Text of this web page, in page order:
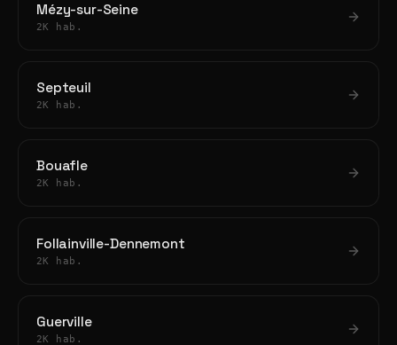
Mézy-sur-Seine
2K hab.
Septeuil
2K hab.
Bouafle
2K hab.
Follainville-Dennemont
2K hab.
Guerville
2K hab.